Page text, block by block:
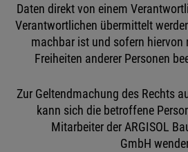
Daten direkt von einem
Verantwortlichen übermittelt
machbar ist und sofern hiervon
Freiheiten anderer Personen
Zur Geltendmachung des Rechts
kann sich die betroffene
Mitarbeiter der ARGISOL
GmbH